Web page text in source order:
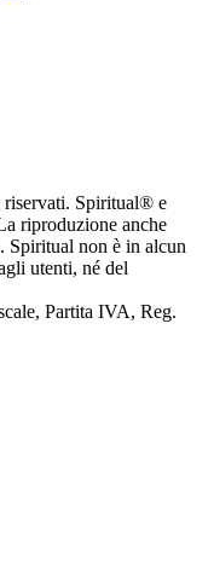
Spiritual® e
riproduzione anche
Spiritual non è in alcun
utenti, né del
Partita IVA, Reg.